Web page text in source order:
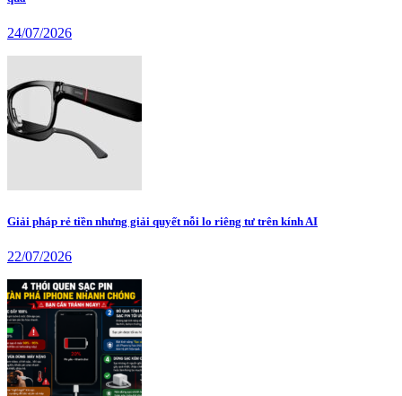
24/07/2026
Giải pháp rẻ tiền nhưng giải quyết nỗi lo riêng tư trên kính AI
22/07/2026